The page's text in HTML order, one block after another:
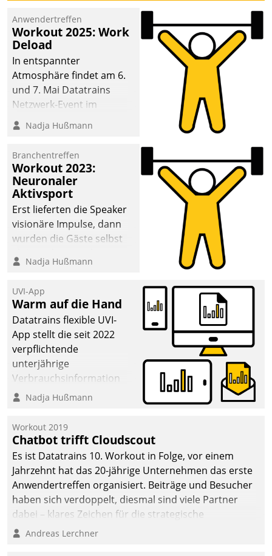
Anwendertreffen
Workout 2025: Work
Deload
In entspannter
Atmosphäre findet am 6.
und 7. Mai Datatrains
Netzwerk-Event im
Kunden- und Partnerkreis
statt. Zentrale Frage: Wie
Mammutprojekte
meistern und Workloads
wuppen – bei zunehmend
anspruchsvollen
Aufgaben und
abnehmendem
Nadja Hußmann
Branchentreffen
Workout 2023:
Neuronaler
Aktivsport
Erst lieferten die Speaker
visionäre Impulse, dann
wurden die Gäste selbst
methodisch
Quartier. Dazwischen
zeigte Datatrain, was es
Neues zu bieten hat.
Nadja Hußmann
UVI-App
Warm auf die Hand
Datatrains flexible UVI-
App stellt die seit 2022
verpflichtende
unterjährige
Verbrauchsinformation
schnell, zuverlässig und
Die monatlichen
Mitteilungen zum
Heizungs- und
Wasserverbrauch gehen
automatisiert, vollständig
und auf Wunsch über
mehrere zuvor
Kommunikationswege bei
Nadja Hußmann
Workout 2019
Chatbot trifft Cloudscout
Es ist Datatrains 10. Workout in Folge, vor einem
Jahrzehnt hat das 20-jährige Unternehmen das erste
Anwendertreffen organisiert. Beiträge und Besucher
haben sich verdoppelt, diesmal sind viele Partner
dabei – klares Zeichen für die strategische
Fokussierung auf den Kunden.
Andreas Lerchner